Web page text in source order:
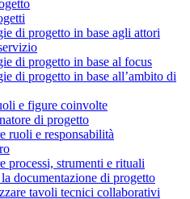
di progetto in base agli attori
di progetto in base al focus
di progetto in base all’ambito di
e figure coinvolte
di progetto
ruoli e responsabilità
processi, strumenti e rituali
documentazione di progetto
tavoli tecnici collaborativi